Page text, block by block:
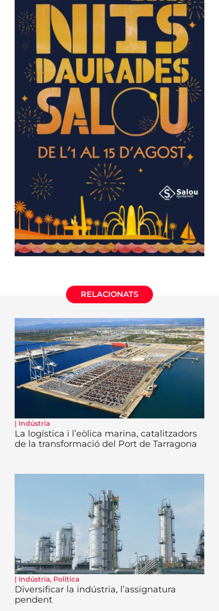
RELACIONATS
| Indústria
La logística i l’eòlica marina, catalitzadors
de la transformació del Port de Tarragona
| Indústria, Política
Diversificar la indústria, l’assignatura
pendent